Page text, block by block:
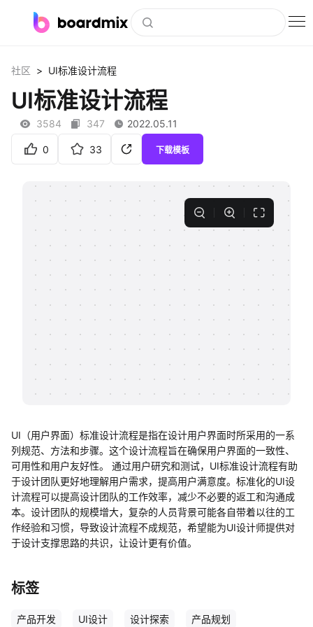
社区资源
下载
支持
社区 > UI标准设计流程
UI标准设计流程
3584 347 2022.05.11
0 33 下载模板
UI（用户界面）标准设计流程是指在设计用户界面时所采用的一系
列规范、方法和步骤。这个设计流程旨在确保用户界面的一致性、
可用性和用户友好性。 通过用户研究和测试，UI标准设计流程有助
于设计团队更好地理解用户需求，提高用户满意度。标准化的UI设
计流程可以提高设计团队的工作效率，减少不必要的返工和沟通成
本。设计团队的规模增大，复杂的人员背景可能各自带着以往的工
作经验和习惯，导致设计流程不成规范，希望能为UI设计师提供对
于设计支撑思路的共识，让设计更有价值。
标签
产品开发 UI设计 设计探索 产品规划